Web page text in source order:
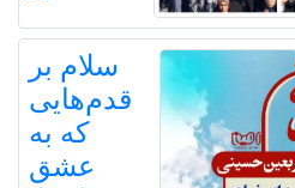
سلام بر
قدم‌هایی
که به
عشق